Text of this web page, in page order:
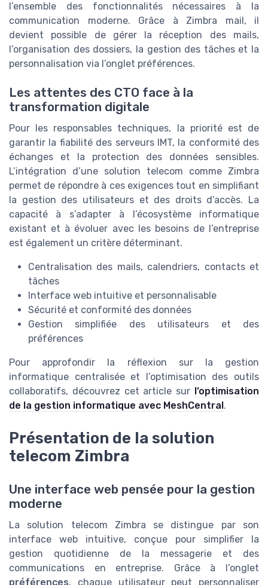
l’ensemble des fonctionnalités nécessaires à la
communication moderne. Grâce à Zimbra mail, il
devient possible de gérer la réception des mails,
l’organisation des dossiers, la gestion des tâches et la
personnalisation via l’onglet préférences.
Les attentes des CTO face à la
transformation digitale
Pour les responsables techniques, la priorité est de
garantir la fiabilité des serveurs IMT, la conformité des
échanges et la protection des données sensibles.
L’intégration d’une solution telecom comme Zimbra
permet de répondre à ces exigences tout en simplifiant
la gestion des utilisateurs et des droits d’accès. La
capacité à s’adapter à l’écosystème informatique
existant et à évoluer avec les besoins de l’entreprise
est également un critère déterminant.
Centralisation des mails, calendriers, contacts et
tâches
Interface web intuitive et personnalisable
Sécurité et conformité des données
Gestion simplifiée des utilisateurs et des
préférences
Pour approfondir la réflexion sur la gestion
informatique centralisée et l’optimisation des outils
collaboratifs, découvrez cet article sur l’optimisation
de la gestion informatique avec MeshCentral .
Présentation de la solution
telecom Zimbra
Une interface web pensée pour la gestion
moderne
La solution telecom Zimbra se distingue par son
interface web intuitive, conçue pour simplifier la
gestion quotidienne de la messagerie et des
communications en entreprise. Grâce à l’onglet
préférences, chaque utilisateur peut personnaliser